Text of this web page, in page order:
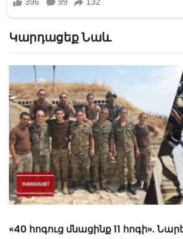
Կարդացեք Նաև
Միայն իմանաք ինչ է պատահել
Այվազյանին և Իննա